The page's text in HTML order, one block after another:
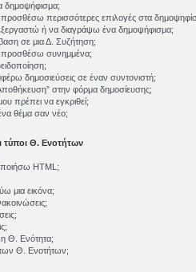
δημοψήφισμα;
προσθέσω περισσότερες επιλογές στα
ή να διαγράψω ένα δημοψήφισμα;
σε μια Δ. Συζήτηση;
προσθέσω συνημμένα;
δημοσιεύσεις σε έναν συντονιστή;
στην φόρμα δημοσίευσης;
πρέπει να εγκριθεί;
θέμα σαν νέο;
Θ. Ενοτήτων
HTML;
μια εικόνα;
Θ. Ενότητα;
των Θ. Ενοτήτων;